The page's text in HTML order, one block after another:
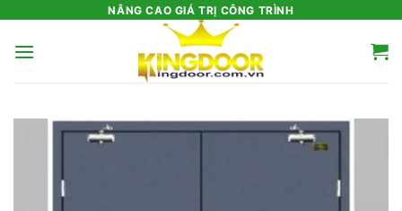
nội
NÂNG CAO GIÁ TRỊ CÔNG TRÌNH